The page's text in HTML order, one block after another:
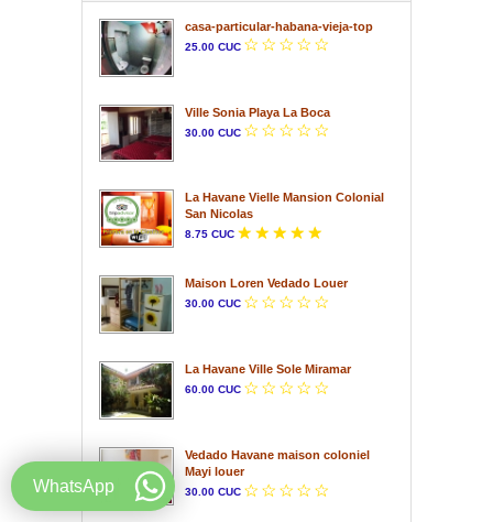
casa-particular-habana-vieja-top
25.00 CUC
Ville Sonia Playa La Boca
30.00 CUC
La Havane Vielle Mansion Colonial
San Nicolas
8.75 CUC
Maison Loren Vedado Louer
30.00 CUC
La Havane Ville Sole Miramar
60.00 CUC
Vedado Havane maison coloniel
Mayi louer
30.00 CUC
WhatsApp